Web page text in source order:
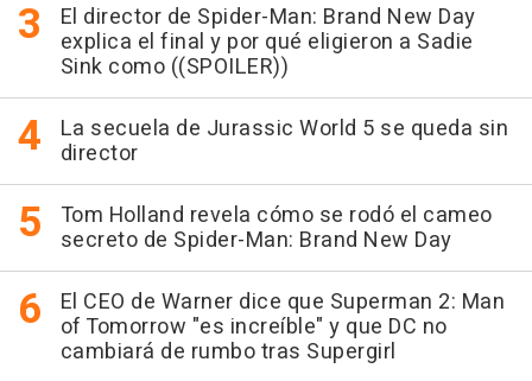
El director de Spider-Man: Brand New Day
explica el final y por qué eligieron a Sadie
Sink como ((SPOILER))
La secuela de Jurassic World 5 se queda sin
director
Tom Holland revela cómo se rodó el cameo
secreto de Spider-Man: Brand New Day
El CEO de Warner dice que Superman 2: Man
of Tomorrow "es increíble" y que DC no
cambiará de rumbo tras Supergirl